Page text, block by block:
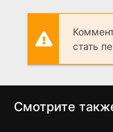
стать
Смотрите